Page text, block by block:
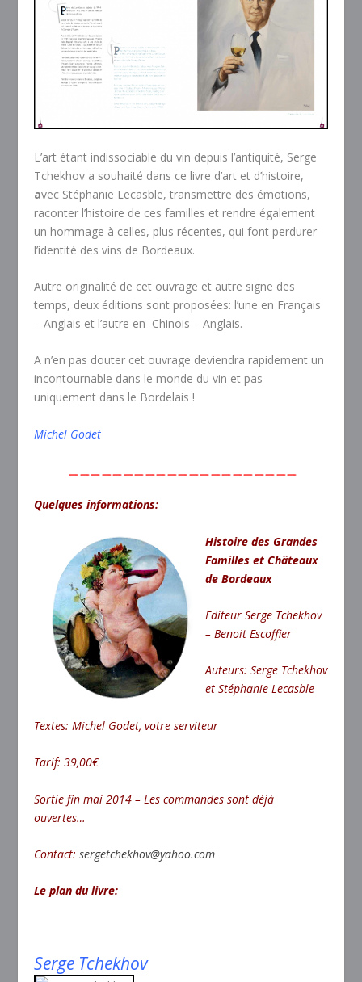
L’art étant indissociable du vin depuis l’antiquité, Serge
Tchekhov a souhaité dans ce livre d’art et d’histoire,
avec Stéphanie Lecasble, transmettre des émotions,
raconter l’histoire de ces familles et rendre également
un hommage à celles, plus récentes, qui font perdurer
l’identité des vins de Bordeaux.
Autre originalité de cet ouvrage et autre signe des
temps, deux éditions sont proposées: l’une en Français
– Anglais et l’autre en Chinois – Anglais.
A n’en pas douter cet ouvrage deviendra rapidement un
incontournable dans le monde du vin et pas
uniquement dans le Bordelais !
Michel Godet
—————————————————————
Quelques informations:
Histoire des Grandes
Familles et Châteaux
de Bordeaux
Editeur Serge Tchekhov
– Benoit Escoffier
Auteurs: Serge Tchekhov
et Stéphanie Lecasble
Textes: Michel Godet, votre serviteur
Tarif: 39,00€
Sortie fin mai 2014 – Les commandes sont déjà
ouvertes…
Contact:sergetchekhov@yahoo.com
Le plan du livre:
Serge Tchekhov